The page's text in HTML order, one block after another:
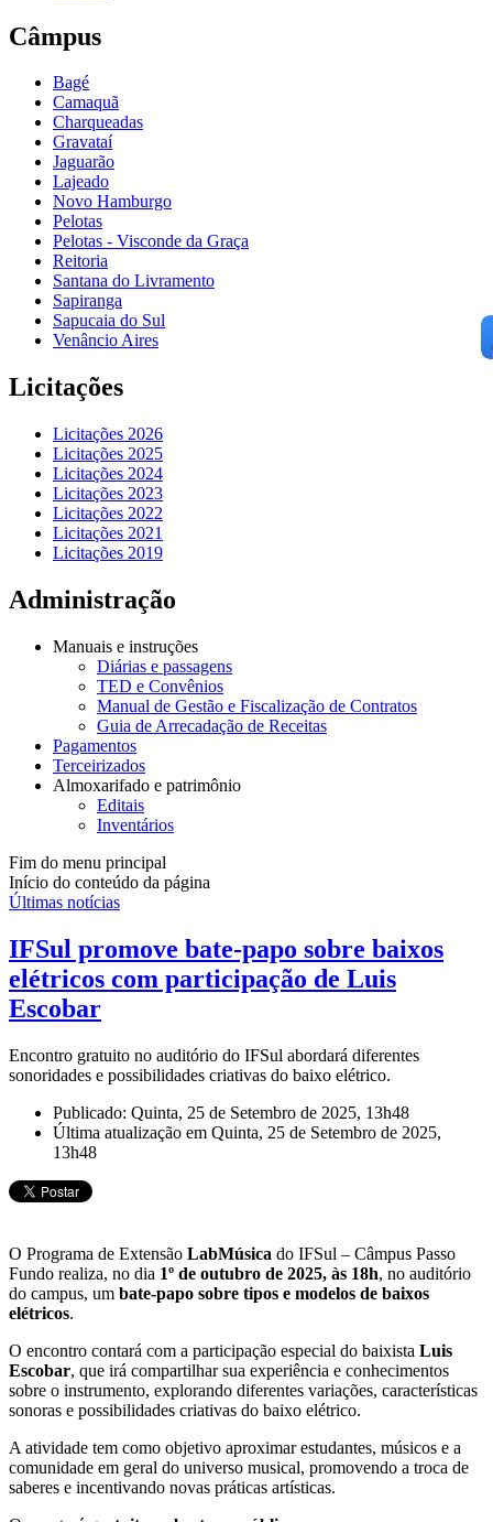
Câmpus
Bagé
Camaquã
Charqueadas
Gravataí
Jaguarão
Lajeado
Novo Hamburgo
Pelotas
Pelotas - Visconde da Graça
Reitoria
Santana do Livramento
Sapiranga
Sapucaia do Sul
Venâncio Aires
Licitações
Licitações 2026
Licitações 2025
Licitações 2024
Licitações 2023
Licitações 2022
Licitações 2021
Licitações 2019
Administração
Manuais e instruções
Diárias e passagens
TED e Convênios
Manual de Gestão e Fiscalização de Contratos
Guia de Arrecadação de Receitas
Pagamentos
Terceirizados
Almoxarifado e patrimônio
Editais
Inventários
Fim do menu principal
Início do conteúdo da página
Últimas notícias
IFSul promove bate-papo sobre baixos
elétricos com participação de Luis
Escobar
Encontro gratuito no auditório do IFSul abordará diferentes
sonoridades e possibilidades criativas do baixo elétrico.
Publicado: Quinta, 25 de Setembro de 2025, 13h48
Última atualização em Quinta, 25 de Setembro de 2025,
13h48
O Programa de Extensão LabMúsica do IFSul – Câmpus Passo
Fundo realiza, no dia 1º de outubro de 2025, às 18h, no auditório
do campus, um bate-papo sobre tipos e modelos de baixos
elétricos.
O encontro contará com a participação especial do baixista Luis
Escobar, que irá compartilhar sua experiência e conhecimentos
sobre o instrumento, explorando diferentes variações, características
sonoras e possibilidades criativas do baixo elétrico.
A atividade tem como objetivo aproximar estudantes, músicos e a
comunidade em geral do universo musical, promovendo a troca de
saberes e incentivando novas práticas artísticas.